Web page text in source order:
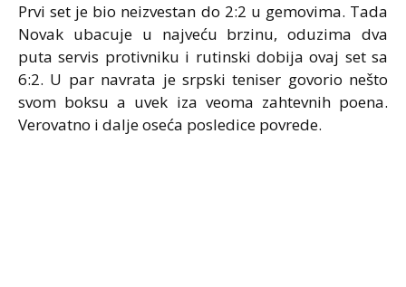
Prvi set je bio neizvestan do 2:2 u gemovima. Tada
Novak ubacuje u najveću brzinu, oduzima dva
puta servis protivniku i rutinski dobija ovaj set sa
6:2. U par navrata je srpski teniser govorio nešto
svom boksu a uvek iza veoma zahtevnih poena.
Verovatno i dalje oseća posledice povrede.